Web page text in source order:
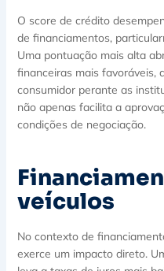
O score de crédito
de financiamentos,
Uma pontuação mais alta
financeiras mais favoráveis,
consumidor perante as
não apenas facilita a
condições de negociação.
veículos
No contexto de
exerce um impacto direto.